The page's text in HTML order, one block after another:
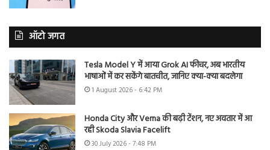
ऑटो जगत
Tesla Model Y में आया Grok AI फीचर, अब भारतीय
भाषाओं में कर सकेंगे बातचीत, जानिए क्या-क्या बदलेगा
1 August 2026 - 6:42 PM
Honda City और Verna की बढ़ी टेंशन, नए अवतार में आ
रही Skoda Slavia Facelift
30 July 2026 - 7:48 PM